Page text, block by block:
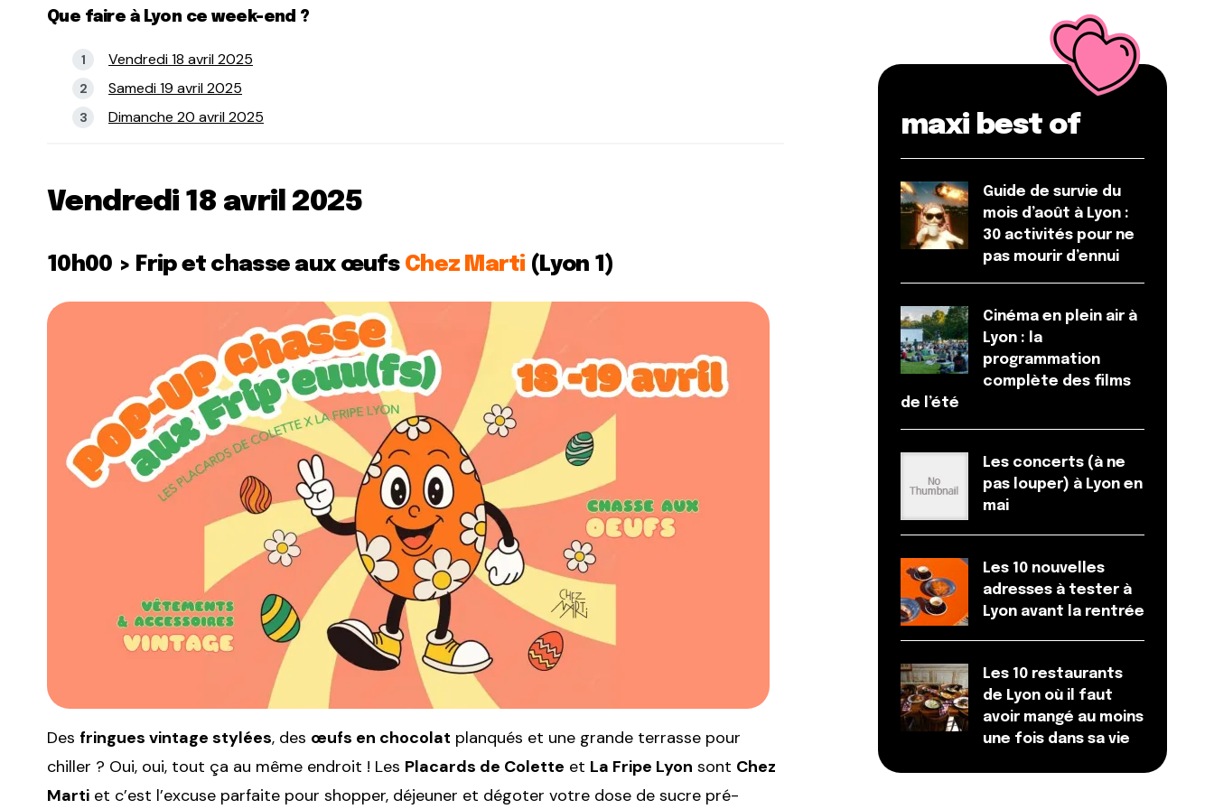
Que faire à Lyon ce week-end ?
Vendredi 18 avril 2025
Samedi 19 avril 2025
Dimanche 20 avril 2025
Vendredi 18 avril 2025
10h00 > Frip et chasse aux œufs Chez Marti (Lyon 1)
Des fringues vintage stylées, des œufs en chocolat planqués et une grande terrasse pour
chiller ? Oui, oui, tout ça au même endroit ! Les Placards de Colette et La Fripe Lyon sont Chez
Marti et c’est l’excuse parfaite pour shopper, déjeuner et dégoter votre dose de sucre pré-
maxi best of
Guide de survie du
mois d’août à Lyon :
30 activités pour ne
pas mourir d’ennui
Cinéma en plein air à
Lyon : la
programmation
complète des films
de l’été
Les concerts (à ne
pas louper) à Lyon en
mai
Les 10 nouvelles
adresses à tester à
Lyon avant la rentrée
Les 10 restaurants
de Lyon où il faut
avoir mangé au moins
une fois dans sa vie